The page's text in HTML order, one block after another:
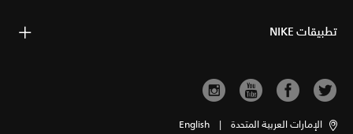
تطبيقات NIKE
الإمارات العربية المتحدة |
English